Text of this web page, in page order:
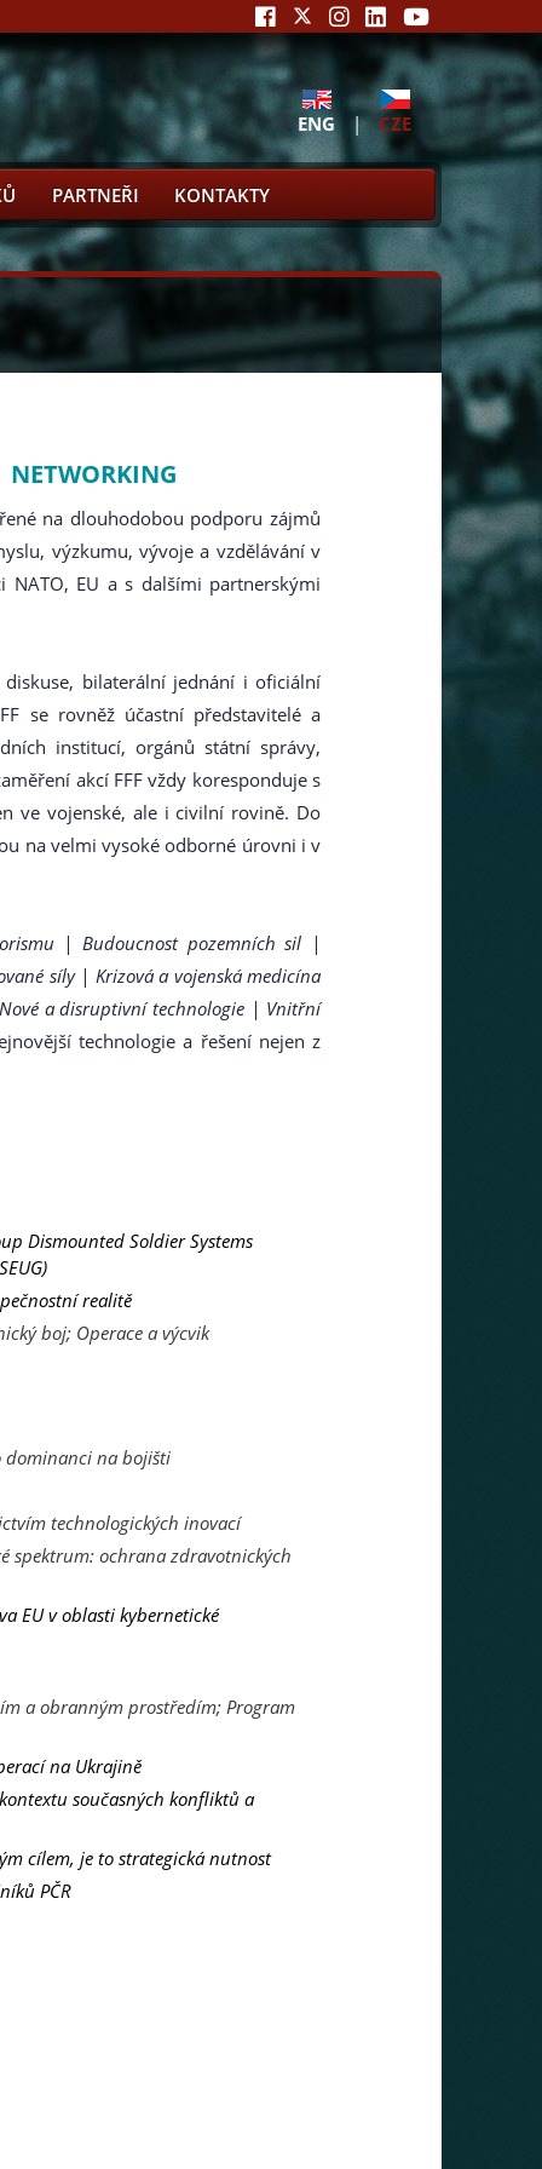
ENG | CZE
PARTNEŘI KONTAKTY
NETWORKING
na dlouhodobou podporu zájmů
výzkumu, vývoje a vzdělávání v
EU a s dalšími partnerskými
bilaterální jednání i oficiální
se rovněž účastní představitelé a
institucí, orgánů státní správy,
akcí FFF vždy koresponduje s
ve vojenské, ale i civilní rovině. Do
na velmi vysoké odborné úrovni i v
| Budoucnost pozemních sil |
síly | Krizová a vojenská medicína
a disruptivní technologie | Vnitřní
technologie a řešení nejen z
Dismounted Soldier Systems
realitě
boj; Operace a výcvik
dominanci na bojišti
technologických inovací
spektrum: ochrana zdravotnických
EU v oblasti kybernetické
a obranným prostředím; Program
na Ukrajině
současných konfliktů a
cílem, je to strategická nutnost
PČR